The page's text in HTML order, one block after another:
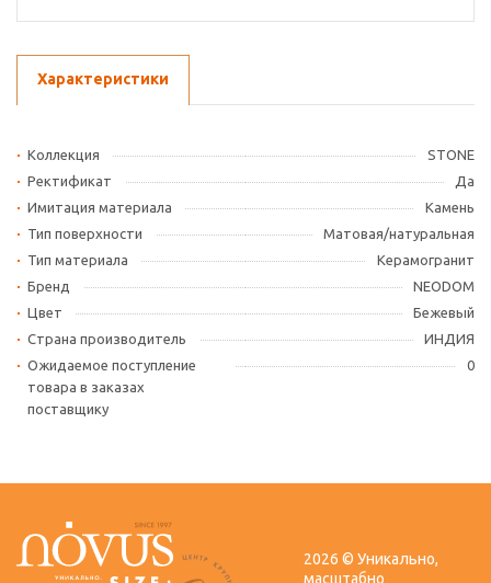
Характеристики
Коллекция
STONE
Ректификат
Да
Имитация материала
Камень
Тип поверхности
Матовая/натуральная
Тип материала
Керамогранит
Бренд
NEODOM
Цвет
Бежевый
Страна производитель
ИНДИЯ
Ожидаемое поступление
товара в заказах
поставщику
0
2026 © Уникально,
масштабно